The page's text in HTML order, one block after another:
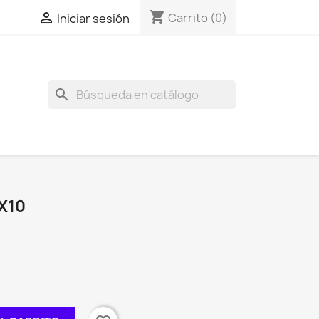
 Iniciar sesión shopping_cart Carrito (0)
search